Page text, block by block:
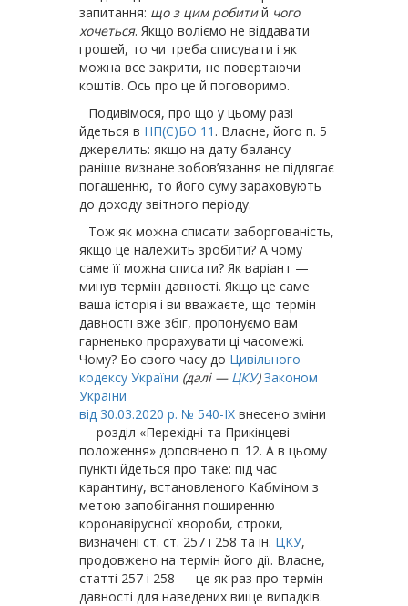
запитання: що з цим робитий чого
хочеться. Якщо воліємо не віддавати
грошей, то чи треба списувати і як
можна все закрити, не повертаючи
коштів. Ось про це й поговоримо.
Подивімося, про що у цьому разі
йдеться в НП(С)БО 11 . Власне, його п. 5
джерелить: якщо на дату балансу
раніше визнане зобов’язання не підлягає
погашенню, то його суму зараховують
до доходу звітного періоду.
Тож як можна списати заборгованість,
якщо це належить зробити? А чому
саме її можна списати? Як варіант —
минув термін давності. Якщо це саме
ваша історія і ви вважаєте, що термін
давності вже збіг, пропонуємо вам
гарненько прорахувати ці часомежі.
Чому? Бо свого часу до Цивільного
кодексу України (далі — ЦКУ) Законом
України
від 30.03.2020 р. № 540-IX внесено зміни
— розділ «Перехідні та Прикінцеві
положення» доповнено п. 12. А в цьому
пункті йдеться про таке: під час
карантину, встановленого Кабміном з
метою запобігання поширенню
коронавірусної хвороби, строки,
визначені ст. ст. 257 і 258 та ін. ЦКУ,
продовжено на термін його дії. Власне,
статті 257 і 258 — це як раз про термін
давності для наведених вище випадків.